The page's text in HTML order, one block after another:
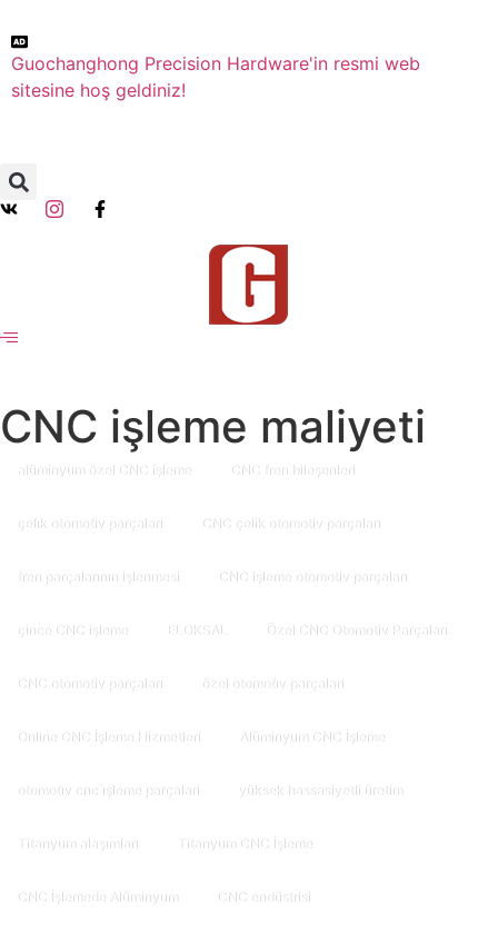
Guochanghong Precision Hardware'in resmi web
sitesine hoş geldiniz!
CNC işleme maliyeti
alüminyum özel CNC işleme CNC fren bileşenleri
çeli̇k otomoti̇v parçalari CNC çelik otomotiv parçaları
fren parçalarının işlenmesi CNC işleme otomotiv parçaları
çince CNC işleme ELOKSAL Özel CNC Otomotiv Parçaları
CNC otomotiv parçaları özel otomoti̇v parçalari
Online CNC İşleme Hizmetleri Alüminyum CNC İşleme
otomoti̇v cnc i̇şleme parçalari yüksek hassasiyetli üretim
Titanyum alaşımları Titanyum CNC İşleme
CNC İşlemede Alüminyum CNC endüstrisi